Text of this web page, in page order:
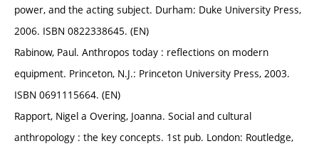
power, and the acting subject. Durham: Duke University Press,
2006. ISBN 0822338645. (EN)
Rabinow, Paul. Anthropos today : reflections on modern
equipment. Princeton, N.J.: Princeton University Press, 2003.
ISBN 0691115664. (EN)
Rapport, Nigel a Overing, Joanna. Social and cultural
anthropology : the key concepts. 1st pub. London: Routledge,